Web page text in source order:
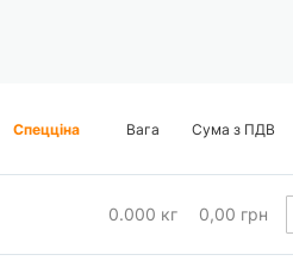
Спецціна Вага Сума з ПДВ
0.000 кг 0,00 грн